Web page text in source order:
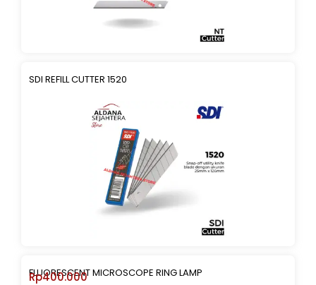
SDI REFILL CUTTER 1520
FLUORESCENT MICROSCOPE RING LAMP
Rp400.000